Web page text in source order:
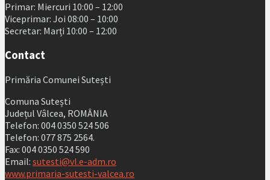
Primar: Miercuri 10:00 – 12:00
Viceprimar: Joi 08:00 – 10:00
Secretar: Marți 10:00 – 12:00
Contact
Primăria Comunei Sutești
Comuna Sutești
Județul Vâlcea, ROMÂNIA
Telefon: 004 0350 524 506
Telefon: 077 875 2564.
Fax: 004 0350 524 590
Email: sutesti@vl.e-adm.ro
www.primaria-sutesti-valcea.ro